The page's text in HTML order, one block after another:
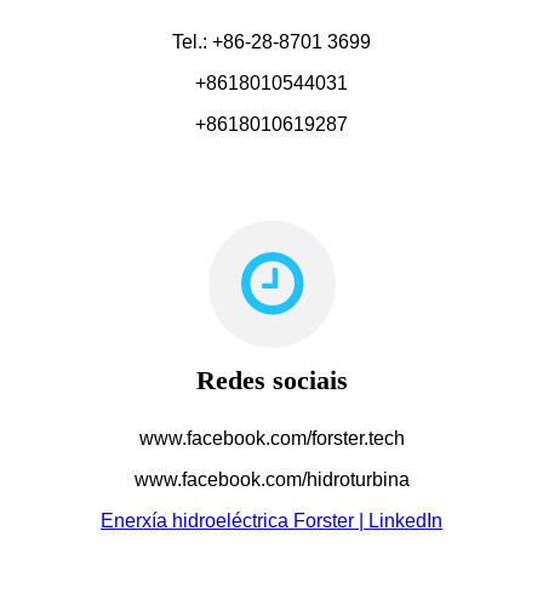
Tel.: +86-28-8701 3699
+8618010544031
+8618010619287
Redes sociais
www.facebook.com/forster.tech
www.facebook.com/hidroturbina
Enerxía hidroeléctrica Forster | LinkedIn